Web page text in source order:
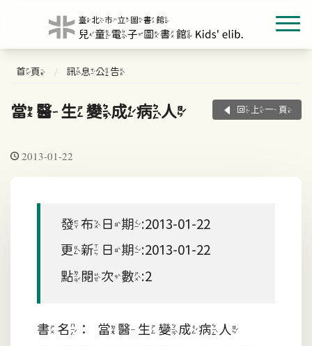
首頁 訊息公告
當醫生變成病人 回上一頁
2013-01-22
發布日期:2013-01-22
更新日期:2013-01-22
點閱次數:2
書名：當醫生變成病人